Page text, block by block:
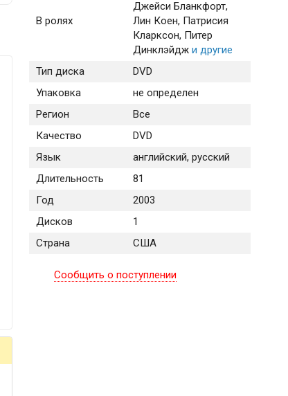
В ролях
Джейси Бланкфорт,
Лин Коен, Патрисия
Кларксон, Питер
Динклэйджи другие
Тип диска
DVD
Упаковка
не определен
Регион
Все
Качество
DVD
Язык
английский, русский
Длительность
81
Год
2003
Дисков
1
Страна
США
Сообщить о поступлении